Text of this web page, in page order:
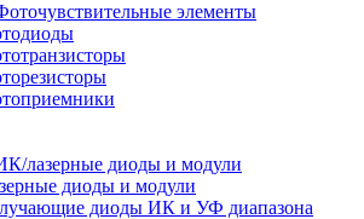
элементы
лазерные диоды и модули
диоды и модули
диоды ИК и УФ диапазона